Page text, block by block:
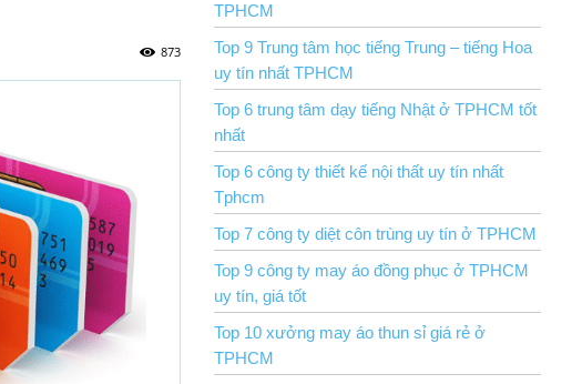
873
TPHCM
Top 9 Trung tâm học tiếng Trung – tiếng Hoa
uy tín nhất TPHCM
Top 6 trung tâm dạy tiếng Nhật ở TPHCM tốt
nhất
Top 6 công ty thiết kế nội thất uy tín nhất
Tphcm
Top 7 công ty diệt côn trùng uy tín ở TPHCM
Top 9 công ty may áo đồng phục ở TPHCM
uy tín, giá tốt
Top 10 xưởng may áo thun sỉ giá rẻ ở
TPHCM